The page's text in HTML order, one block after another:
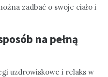
zadbać o swoje ciało i
na pełną
uzdrowiskowe i relaks w